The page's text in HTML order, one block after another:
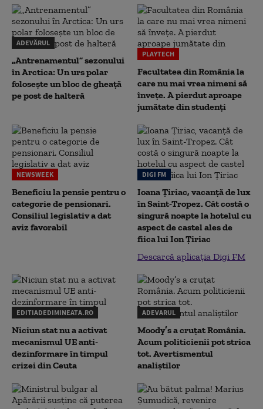
ADEVĂRUL
„Antrenamentul” sezonului
în Arctica: Un urs polar
folosește un bloc de gheață
pe post de halteră
PLAYTECH
Facultatea din România la
care nu mai vrea nimeni să
înveţe. A pierdut aproape
jumătate din studenţi
NEWSWEEK
Beneficiu la pensie pentru o
categorie de pensionari.
Consiliul legislativ a dat
aviz favorabil
DIGI FM
Ioana Țiriac, vacanță de lux
în Saint-Tropez. Cât costă o
singură noapte la hotelul cu
aspect de castel ales de
fiica lui Ion Țiriac
Descarcă aplicația Digi FM
EDITIADEDIMINEATA.RO
Niciun stat nu a activat
mecanismul UE anti-
dezinformare în timpul
crizei din Ceuta
ADEVARUL
Moody’s a cruțat România.
Acum politicienii pot strica
tot. Avertismentul
analiștilor